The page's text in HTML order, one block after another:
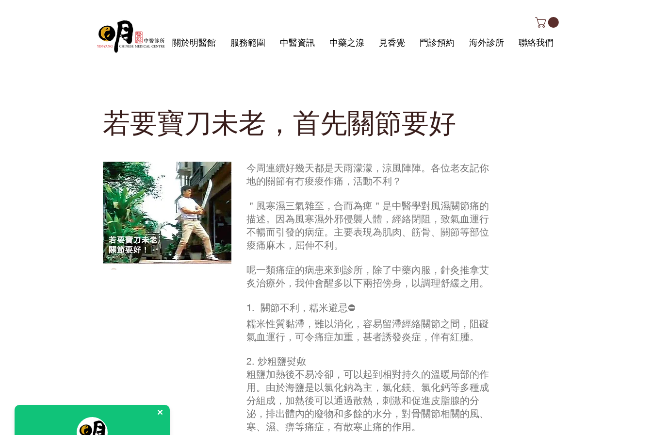
關於明醫館 服務範圍 中醫資訊 中藥之湶 見香覺 門診預約 海外診所 聯絡我們
若要寶刀未老，首先關節要好
今周連續好幾天都是天雨濛濛，涼風陣陣。各位老友記你
地的關節有冇痠痠作痛，活動不利？
＂風寒濕三氣雜至，合而為痺＂是中醫學對風濕關節痛的
描述。因為風寒濕外邪侵襲人體，經絡閉阻，致氣血運行
不暢而引發的病症。主要表現為肌肉、筋骨、關節等部位
痠痛麻木，屈伸不利。
呢一類痛症的病患來到診所，除了中藥內服，針灸推拿艾
炙治療外，我仲會醒多以下兩招傍身，以調理舒緩之用。
1. 關節不利，糯米避忌⛔️
糯米性質黏滯，難以消化，容易留滯經絡關節之間，阻礙
氣血運行，可令痛症加重，甚者誘發炎症，伴有紅腫。
2. 炒粗鹽熨敷
粗鹽加熱後不易冷卻，可以起到相對持久的溫暖局部的作
用。由於海鹽是以氯化鈉為主，氯化鎂、氯化鈣等多種成
分組成，加熱後可以通過散熱，刺激和促進皮脂腺的分
泌，排出體內的廢物和多餘的水分，對骨關節相關的風、
寒、濕、痹等痛症，有散寒止痛的作用。